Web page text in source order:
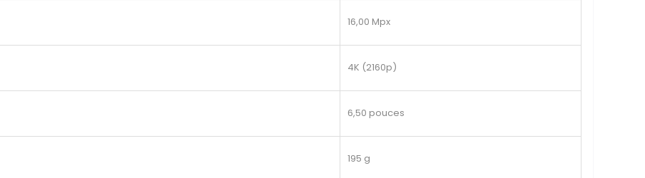
16,00 Mpx
4K (2160p)
6,50 pouces
195 g